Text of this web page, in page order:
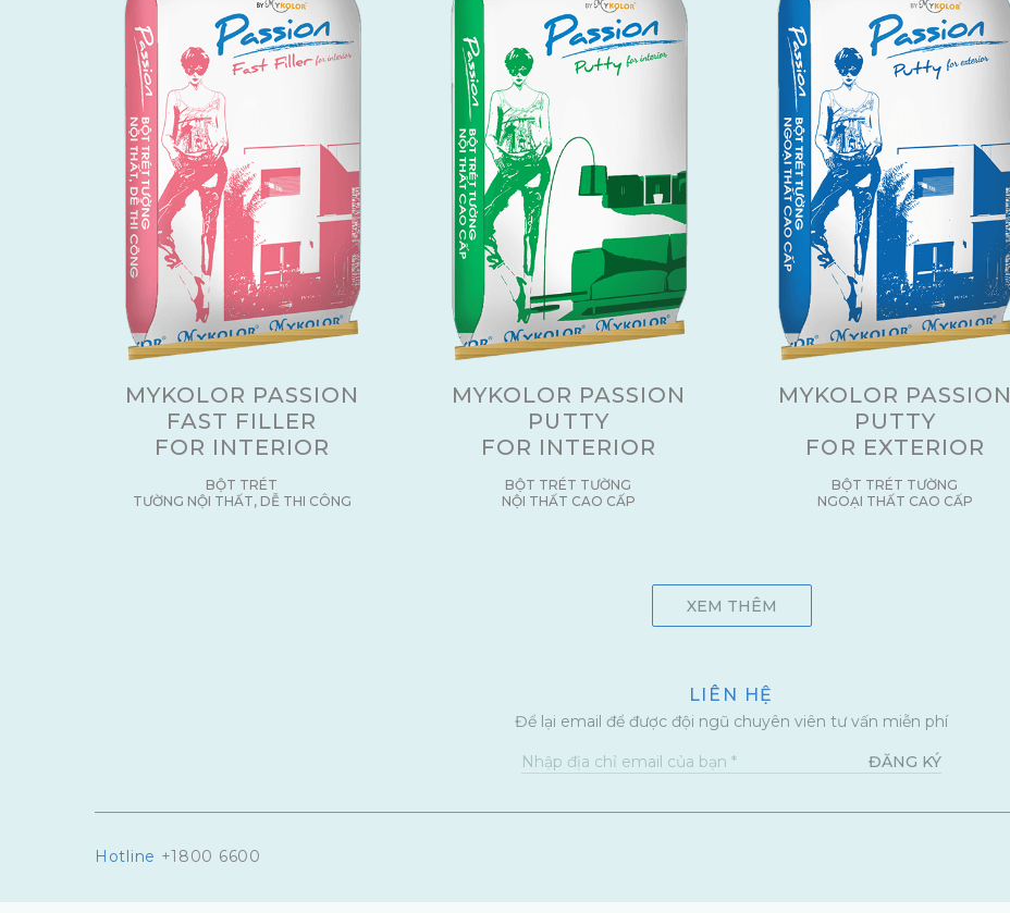
MYKOLOR PASSION
FAST FILLER
FOR INTERIOR
BỘT TRÉT
TƯỜNG NỘI THẤT, DỄ THI CÔNG
MYKOLOR PASSION
PUTTY
FOR INTERIOR
BỘT TRÉT TƯỜNG
NỘI THẤT CAO CẤP
MYKOLOR PASSION
PUTTY
FOR EXTERIOR
BỘT TRÉT TƯỜNG
NGOẠI THẤT CAO CẤP
XEM THÊM
LIÊN HỆ
Để lại email để được đội ngũ chuyên viên tư vấn miễn phí
ĐĂNG KÝ
Hotline +1800 6600